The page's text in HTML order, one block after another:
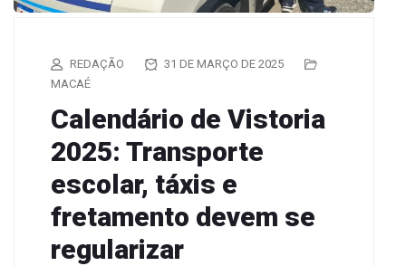
REDAÇÃO
31 DE MARÇO DE 2025
MACAÉ
Calendário de Vistoria
2025: Transporte
escolar, táxis e
fretamento devem se
regularizar